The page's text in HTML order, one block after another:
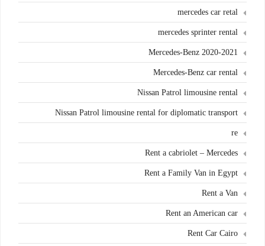
mercedes car retal
mercedes sprinter rental
Mercedes-Benz 2020-2021
Mercedes-Benz car rental
Nissan Patrol limousine rental
Nissan Patrol limousine rental for diplomatic transport
re
Rent a cabriolet – Mercedes
Rent a Family Van in Egypt
Rent a Van
Rent an American car
Rent Car Cairo